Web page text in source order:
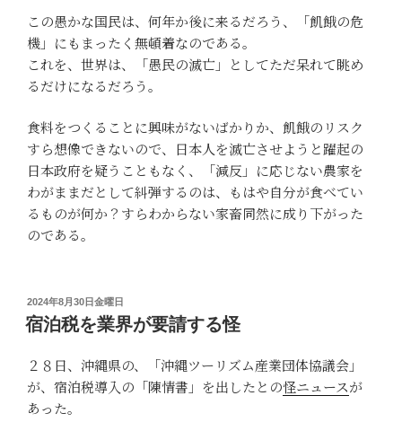
この愚かな国民は、何年か後に来るだろう、「飢餓の危
機」にもまったく無頓着なのである。
これを、世界は、「愚民の滅亡」としてただ呆れて眺め
るだけになるだろう。
食料をつくることに興味がないばかりか、飢餓のリスク
すら想像できないので、日本人を滅亡させようと躍起の
日本政府を疑うこともなく、「減反」に応じない農家を
わがままだとして糾弾するのは、もはや自分が食べてい
るものが何か？すらわからない家畜同然に成り下がった
のである。
投
稿
日:
2024年8月30日金曜日
宿泊税を業界が要請する怪
２８日、沖縄県の、「沖縄ツーリズム産業団体協議会」
が、宿泊税導入の「陳情書」を出したとの怪ニュースが
あった。